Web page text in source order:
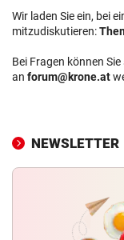
Wir laden Sie ein, bei
mitzudiskutieren:
Bei Fragen können
an forum@krone.at
NEWSLETTER